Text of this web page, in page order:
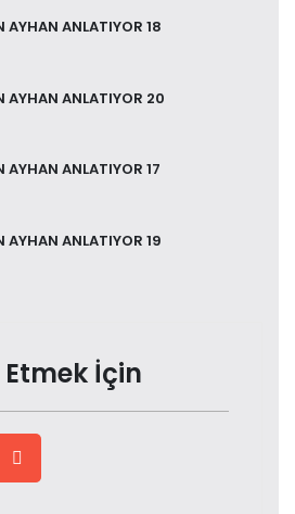
AYHAN ANLATIYOR 18
AYHAN ANLATIYOR 20
AYHAN ANLATIYOR 17
AYHAN ANLATIYOR 19
İçin